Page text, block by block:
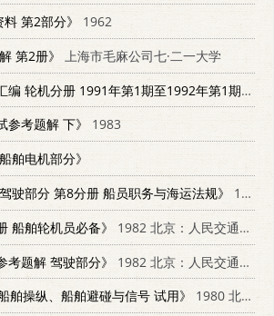
料 第2部分》
1962
第2册》
上海市毛麻公司七·二一大学
《海船船员统考试题汇编 轮机分册 1991年第1期至1992年第1期》
参考题解 下》
1983
舶电机部分》
驶部分 第8分册 船员职务与海运法规》
1981
船舶轮机员必备》
1982 北京：人民交通出版社 15044·6407
考题解 驾驶部分》
1982 北京：人民交通出版社 15044·5444
舶操纵、船舶避碰与信号 试用》
1980 北京：人民交通出版社 15044·5380